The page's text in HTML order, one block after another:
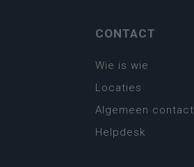
CONTACT
Wie is wie
Locaties
Algemeen contact
Helpdesk